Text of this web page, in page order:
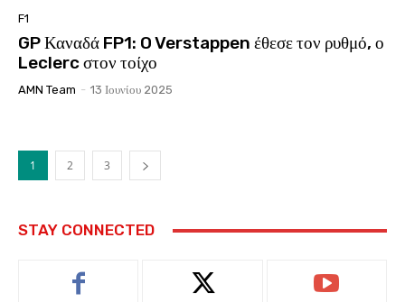
F1
GP Καναδά FP1: O Verstappen έθεσε τον ρυθμό, ο
Leclerc στον τοίχο
AMN Team - 13 Ιουνίου 2025
1 2 3
STAY CONNECTED